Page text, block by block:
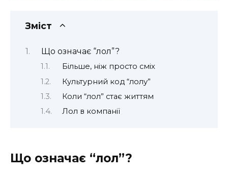
Зміст
Що означає “лол”?
Більше, ніж просто сміх
Культурний код “лолу”
Коли “лол” стає життям
Лол в компанії
Що означає “лол”?